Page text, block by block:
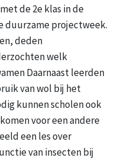
de 2e klas in de
duurzame projectweek.
deden
welk
Daarnaast leerden
van wol bij het
kunnen scholen ook
voor een andere
een les over
van insecten bij